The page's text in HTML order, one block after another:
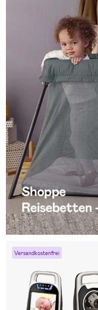
Versandkostenfrei